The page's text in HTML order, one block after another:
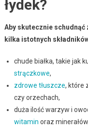
łydek?
Aby skutecznie
kilka istotnych
chude białka, takie jak
strączkowe,
zdrowe tłuszcze, które
czy orzechach,
duża ilość warzyw i
witamin oraz